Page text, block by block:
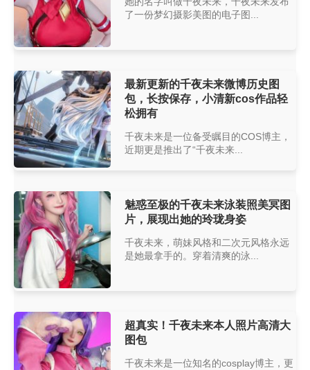
了一份梦幻摄影美图的电子图...
最新更新的千夜未来微博历史图
包，长按保存，小清新cos作品轻
松拥有
千夜未来是一位备受瞩目的COS博主，
近期更是推出了“千夜未来...
魅惑至极的千夜未来泳装照美冥图
片，展现出她的玲珑身姿
千夜未来，萌妹风格和二次元风格永远
是她最拿手的。穿着清爽的泳...
超真实！千夜未来本人照片高清大
图包
千夜未来是一位知名的cosplay博主，更